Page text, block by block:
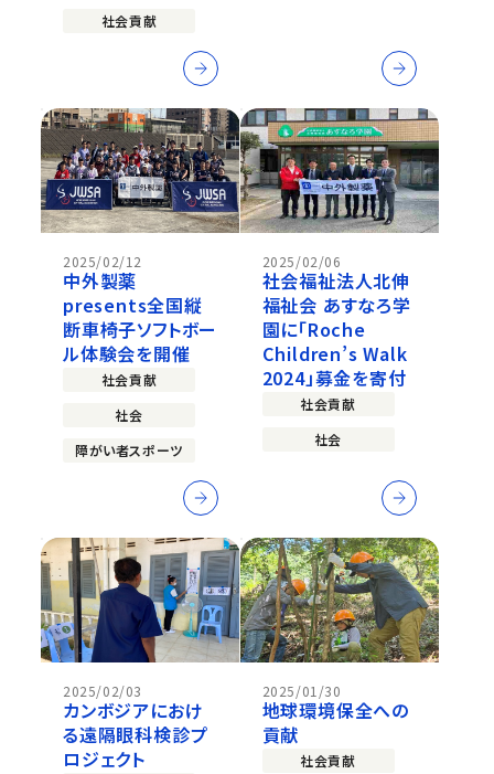
社会貢献
2025/02/12
中外製薬
presents全国縦
断⾞椅⼦ソフトボー
ル体験会を開催
社会貢献
社会
障がい者スポーツ
2025/02/06
社会福祉法人北伸
福祉会 あすなろ学
園に「Roche
Children’s Walk
2024」募金を寄付
社会貢献
社会
2025/02/03
カンボジアにおけ
る遠隔眼科検診プ
ロジェクト
2025/01/30
地球環境保全への
貢献
社会貢献